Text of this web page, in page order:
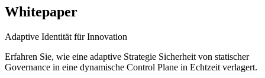
Whitepaper
Adaptive Identität für Innovation
Erfahren Sie, wie eine adaptive Strategie Sicherheit von statischer
Governance in eine dynamische Control Plane in Echtzeit verlagert.